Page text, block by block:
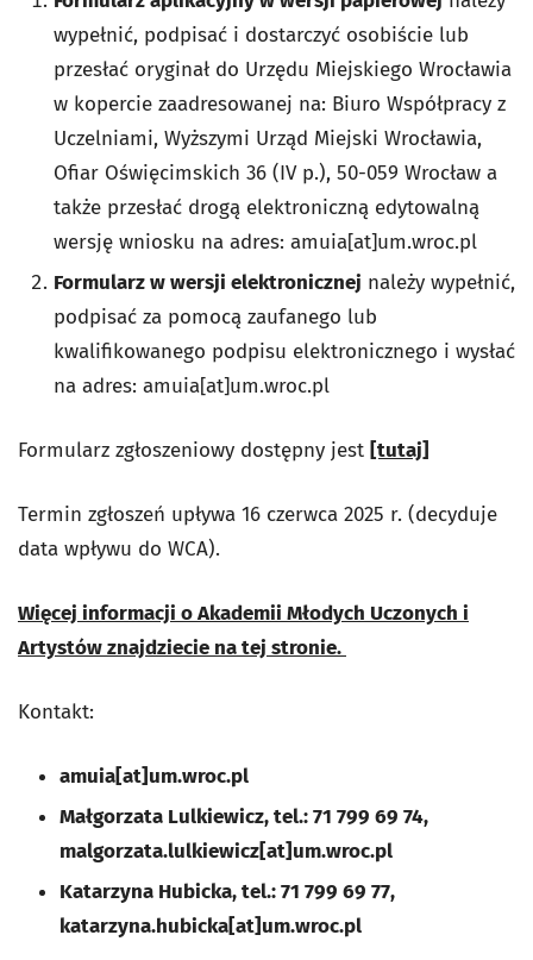
wypełnić, podpisać i dostarczyć osobiście lub
przesłać oryginał do Urzędu Miejskiego Wrocławia
w kopercie zaadresowanej na: Biuro Współpracy z
Uczelniami, Wyższymi Urząd Miejski Wrocławia,
Ofiar Oświęcimskich 36 (IV p.), 50-059 Wrocław a
także przesłać drogą elektroniczną edytowalną
wersję wniosku na adres: amuia[at]um.wroc.pl
Formularz w wersji elektronicznej należy wypełnić,
podpisać za pomocą zaufanego lub
kwalifikowanego podpisu elektronicznego i wysłać
na adres: amuia[at]um.wroc.pl
Formularz zgłoszeniowy dostępny jest [tutaj]
Termin zgłoszeń upływa 16 czerwca 2025 r. (decyduje
data wpływu do WCA).
Więcej informacji o Akademii Młodych Uczonych i
Artystów znajdziecie na tej stronie.
Kontakt:
amuia[at]um.wroc.pl
Małgorzata Lulkiewicz, tel.: 71 799 69 74,
malgorzata.lulkiewicz[at]um.wroc.pl
Katarzyna Hubicka, tel.: 71 799 69 77,
katarzyna.hubicka[at]um.wroc.pl